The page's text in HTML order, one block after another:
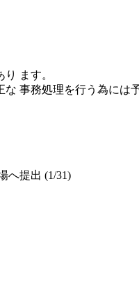
ます。
事務処理を行う為には
へ提出 (1/31)